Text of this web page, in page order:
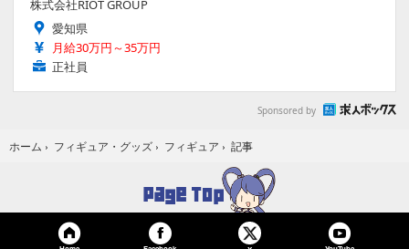
株式会社RIOT GROUP
愛知県
月給30万円～35万円
正社員
Sponsored by
ホーム › フィギュア・グッズ › フィギュア › 記事